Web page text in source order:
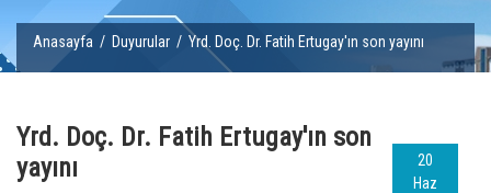
Anasayfa / Duyurular / Yrd. Doç. Dr. Fatih Ertugay'ın son yayını
20
Haz
Yrd. Doç. Dr. Fatih Ertugay'ın son
yayını